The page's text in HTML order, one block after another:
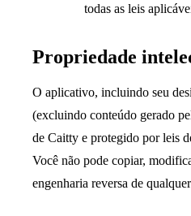
todas as leis
Propriedade
O aplicativo, incluindo seu
(excluindo conteúdo gerado
de Caitty e protegido por leis
Você não pode copiar,
engenharia reversa de